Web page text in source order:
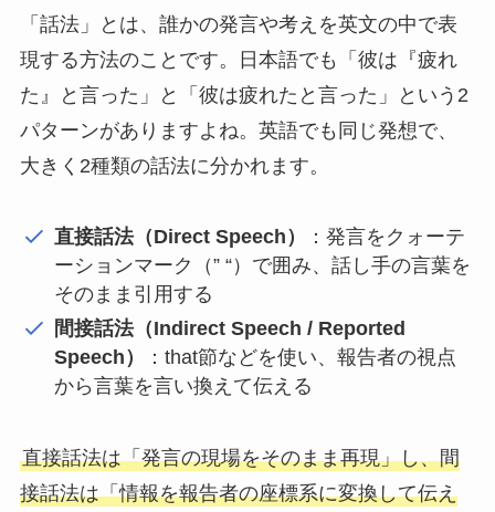
「話法」とは、誰かの発言や考えを英文の中で表
現する方法のことです。日本語でも「彼は『疲れ
た』と言った」と「彼は疲れたと言った」という2
パターンがありますよね。英語でも同じ発想で、
大きく2種類の話法に分かれます。
直接話法（Direct Speech）
：発言をクォーテ
ーションマーク（” “）で囲み、話し手の言葉を
そのまま引用する
間接話法（Indirect Speech / Reported
Speech）
：that節などを使い、報告者の視点
から言葉を言い換えて伝える
直接話法は「発言の現場をそのまま再現」し、間
接話法は「情報を報告者の座標系に変換して伝え